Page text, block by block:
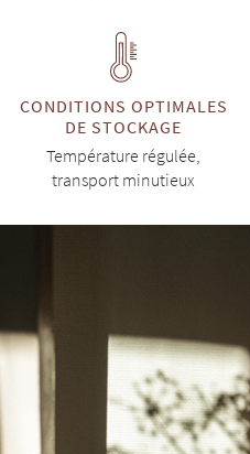
CONDITIONS OPTIMALES
DE STOCKAGE
Température régulée,
transport minutieux